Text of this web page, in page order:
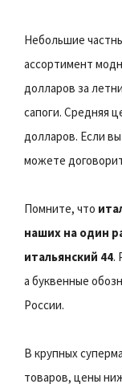
Небольшие
ассортимент
долларов за
сапоги. Средняя
долларов. Если
можете
Помните, что
наших на один
итальянский 44.
а буквенные
России.
В крупных
товаров, цены